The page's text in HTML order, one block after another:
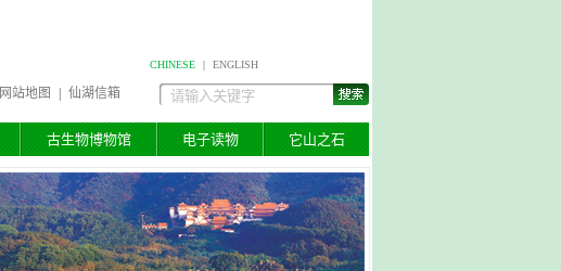
CHINESE | ENGLISH
网站地图 仙湖信箱
古生物博物馆 电子读物 它山之石